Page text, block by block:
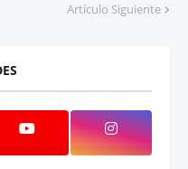
Artículo Siguiente